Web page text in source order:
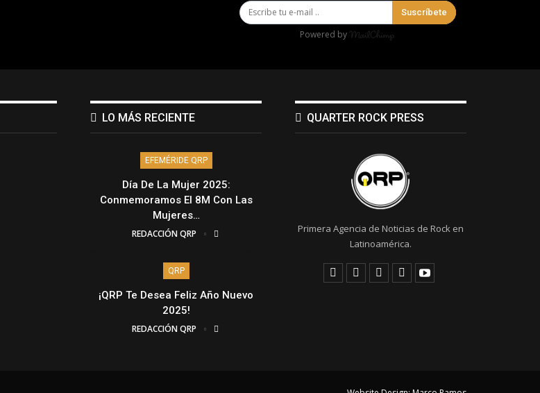
Suscríbete
Powered by
LO MÁS RECIENTE
EFEMÉRIDE QRP
Día De La Mujer 2025:
Conmemoramos El 8M Con Las
Mujeres…
REDACCIÓN QRP
QRP
¡QRP Te Desea Feliz Año Nuevo
2025!
REDACCIÓN QRP
QUARTER ROCK PRESS
Primera Agencia de Noticias de Rock en
Latinoamérica.